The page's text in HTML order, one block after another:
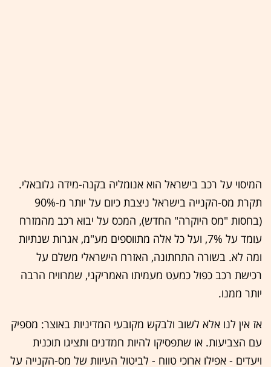
המיסוי על רכב בישראל הוא אנומליה בקנה-מידה גלובאלי.
תקרת מס-הקנייה בישראל ניצבת כיום על יותר מ-90%
(בחסות "מס היוקרה" החדש), המכס על יבוא רכב מהמזרח
עומד על 7%, ועל כל אלה מתווספים מע"מ, אגרות שנתיות
ומה לא. בשורה התחתונה, האזרח הישראלי משלם על
רכישת רכב כפול כמעט מעמיתו האמריקני, שמרוויח הרבה
יותר ממנו.
אז אין לנו אלא לשוב ולבקש מקובעי המדיניות באוצר: מספיק
עם הצביעות. או שתפסיקו להיות חמדנים ותציגו תוכנית
ויעדים - אפילו ארוכי טווח - לביטול העיוות של מס-הקנייה על